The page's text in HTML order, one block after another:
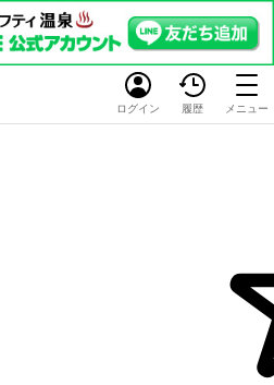
ログイン 履歴 メニュー